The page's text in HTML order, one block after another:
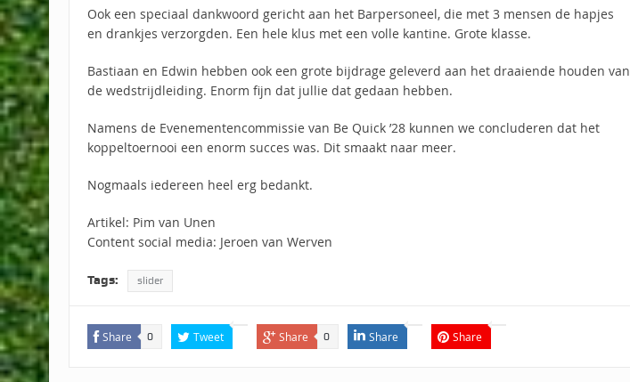
Ook een speciaal dankwoord gericht aan het Barpersoneel, die met 3 mensen de hapjes
en drankjes verzorgden. Een hele klus met een volle kantine. Grote klasse.
Bastiaan en Edwin hebben ook een grote bijdrage geleverd aan het draaiende houden van
de wedstrijdleiding. Enorm fijn dat jullie dat gedaan hebben.
Namens de Evenementencommissie van Be Quick ’28 kunnen we concluderen dat het
koppeltoernooi een enorm succes was. Dit smaakt naar meer.
Nogmaals iedereen heel erg bedankt.
Artikel: Pim van Unen
Content social media: Jeroen van Werven
Tags: slider
Share 0 Tweet Share 0 Share Share